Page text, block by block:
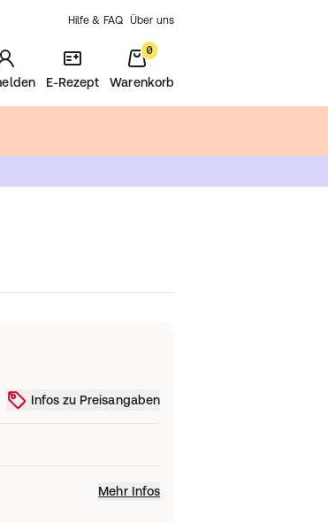
Hilfe & FAQ Über uns
E-Rezept
0
Warenkorb
Infos zu Preisangaben
Mehr Infos